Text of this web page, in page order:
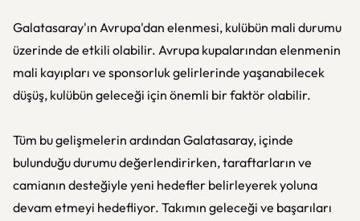
Galatasaray'ın Avrupa'dan elenmesi, kulübün mali durumu
üzerinde de etkili olabilir. Avrupa kupalarından elenmenin
mali kayıpları ve sponsorluk gelirlerinde yaşanabilecek
düşüş, kulübün geleceği için önemli bir faktör olabilir.
Tüm bu gelişmelerin ardından Galatasaray, içinde
bulunduğu durumu değerlendirirken, taraftarların ve
camianın desteğiyle yeni hedefler belirleyerek yoluna
devam etmeyi hedefliyor. Takımın geleceği ve başarıları